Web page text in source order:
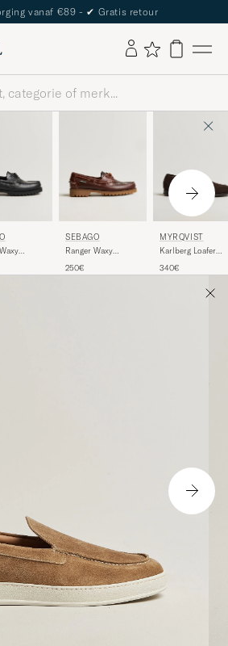
vanaf €89 - ✔ Gratis retour
SEBAGO
Ranger Waxy
Brown Gum
250€
MYRQVIST
Karlberg Loafer
340€